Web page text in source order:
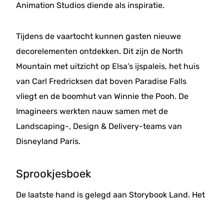
Animation Studios diende als inspiratie.
Tijdens de vaartocht kunnen gasten nieuwe
decorelementen ontdekken. Dit zijn de North
Mountain met uitzicht op Elsa’s ijspaleis, het huis
van Carl Fredricksen dat boven Paradise Falls
vliegt en de boomhut van Winnie the Pooh. De
Imagineers werkten nauw samen met de
Landscaping-, Design & Delivery-teams van
Disneyland Paris.
Sprookjesboek
De laatste hand is gelegd aan Storybook Land. Het